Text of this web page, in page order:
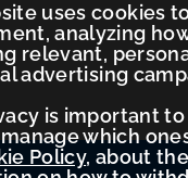
uses cookies
analyzing
relevant,
advertising
is important
which
Policy, about